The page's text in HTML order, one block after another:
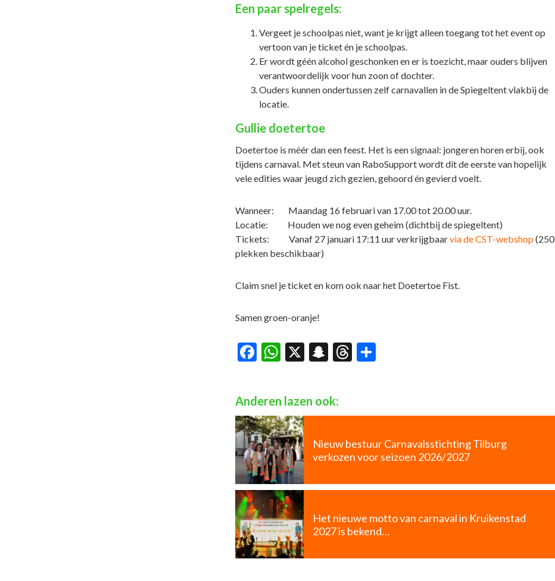
Een paar spelregels:
Vergeet je schoolpas niet, want je krijgt alleen toegang tot het event op
vertoon van je ticket én je schoolpas.
Er wordt géén alcohol geschonken en er is toezicht, maar ouders blijven
verantwoordelijk voor hun zoon of dochter.
Ouders kunnen ondertussen zelf carnavallen in de Spiegeltent vlakbij de
locatie.
Gullie doetertoe
Doetertoe is méér dan een feest. Het is een signaal: jongeren horen erbij, ook
tijdens carnaval. Met steun van RaboSupport wordt dit de eerste van hopelijk
vele edities waar jeugd zich gezien, gehoord én gevierd voelt.
Wanneer: Maandag 16 februari van 17.00 tot 20.00 uur.
Locatie: Houden we nog even geheim (dichtbij de spiegeltent)
Tickets: Vanaf 27 januari 17:11 uur verkrijgbaarvia de CST-webshop(250
plekken beschikbaar)
Claim snel je ticket en kom ook naar het Doetertoe Fist.
Samen groen-oranje!
Facebook
WhatsApp
X Snapchat
Threads
Delen
Anderen lazen ook:
Nieuw bestuur Carnavalsstichting Tilburg
verkozen voor seizoen 2026/2027
Het nieuwe motto van carnaval in Kruikenstad
2027 is bekend…